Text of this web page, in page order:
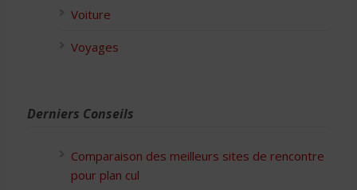
Voiture
Voyages
Derniers Conseils
Comparaison des meilleurs sites de rencontre
pour plan cul